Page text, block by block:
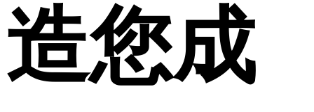
造您成